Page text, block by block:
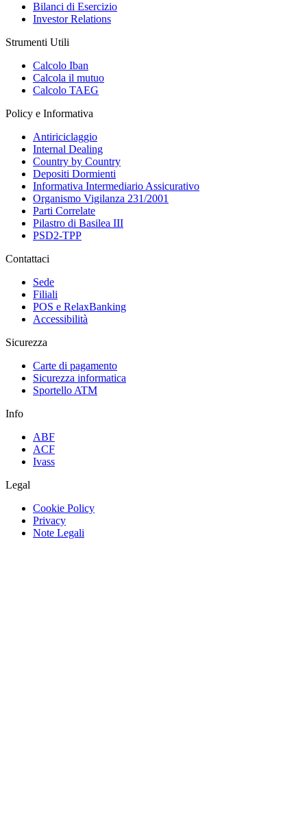
Bilanci di Esercizio
Investor Relations
Strumenti Utili
Calcolo Iban
Calcola il mutuo
Calcolo TAEG
Policy e Informativa
Antiriciclaggio
Internal Dealing
Country by Country
Depositi Dormienti
Informativa Intermediario Assicurativo
Organismo Vigilanza 231/2001
Parti Correlate
Pilastro di Basilea III
PSD2-TPP
Contattaci
Sede
Filiali
POS e RelaxBanking
Accessibilità
Sicurezza
Carte di pagamento
Sicurezza informatica
Sportello ATM
Info
ABF
ACF
Ivass
Legal
Cookie Policy
Privacy
Note Legali